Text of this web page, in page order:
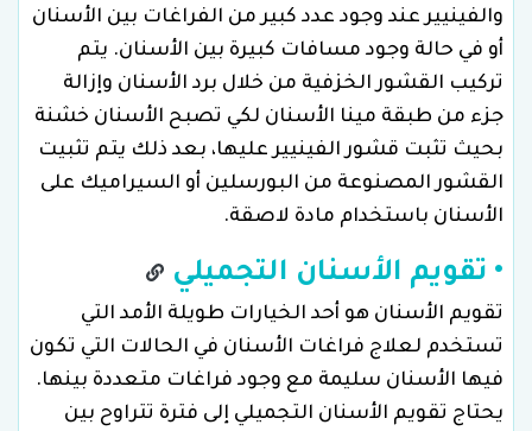
والفينيير عند وجود عدد كبير من الفراغات بين الأسنان
أو في حالة وجود مسافات كبيرة بين الأسنان. يتم
تركيب القشور الخزفية من خلال برد الأسنان وإزالة
جزء من طبقة مينا الأسنان لكي تصبح الأسنان خشنة
بحيث تثبت قشور الفينيير عليها، بعد ذلك يتم تثبيت
القشور المصنوعة من البورسلين أو السيراميك على
الأسنان باستخدام مادة لاصقة.
• تقويم الأسنان التجميلي
تقويم الأسنان هو أحد الخيارات طويلة الأمد التي
تستخدم لعلاج فراغات الأسنان في الحالات التي تكون
فيها الأسنان سليمة مع وجود فراغات متعددة بينها.
يحتاج تقويم الأسنان التجميلي إلى فترة تتراوح بين